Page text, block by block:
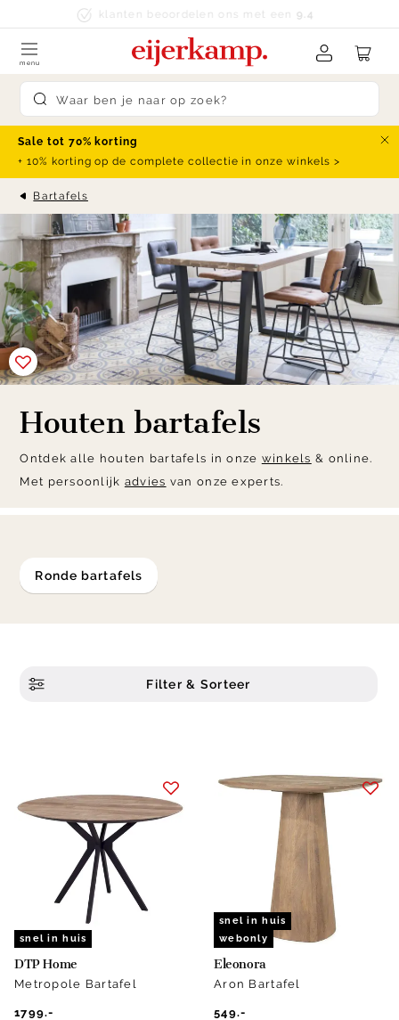
Skip to contentklanten beoordelen ons met een 9.4
Submit search
menu
Sale tot 70% korting
+ 10% korting op de complete collectie in onze winkels >
Bartafels
Houten bartafels
Ontdek alle houten bartafels in onze winkels & online.
Met persoonlijk advies van onze experts.
ronde bartafels
Filter & Sorteer
snel in huis
DTP Home
Metropole Bartafel
1799.-
snel in huis
webonly
Eleonora
Aron Bartafel
549.-